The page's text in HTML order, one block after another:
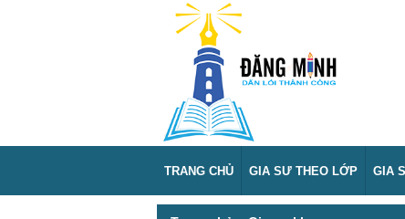
TRANG CHỦ GIA SƯ THEO LỚP GIA